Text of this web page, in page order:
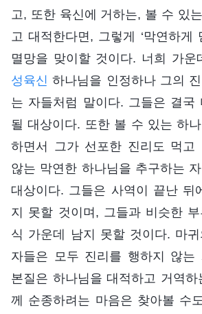
고, 또한 육신에 거하는, 볼 수 있
고 대적한다면, 그렇게 ‘막연하게
멸망을 맞이할 것이다. 너희 가운
성육신 하나님을 인정하나 그의
는 자들처럼 말이다. 그들은 결국
될 대상이다. 또한 볼 수 있는 하
하면서 그가 선포한 진리도 먹고
않는 막연한 하나님을 추구하는
대상이다. 그들은 사역이 끝난 뒤
지 못할 것이며, 그들과 비슷한
식 가운데 남지 못할 것이다. 마
자들은 모두 진리를 행하지 않는
본질은 하나님을 대적하고 거역하
께 순종하려는 마음은 찾아볼 수